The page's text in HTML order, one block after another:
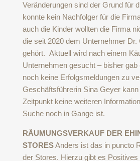
Veränderungen sind der Grund für
konnte kein Nachfolger für die
auch die Kinder wollten die Firma
die seit 2020 dem Unternehmer Dr.
gehört. Aktuell wird nach einem
Unternehmen gesucht – bisher gab
noch keine Erfolgsmeldungen zu
Geschäftsführerin Sina Geyer
Zeitpunkt keine weiteren
Suche noch in Gange ist.
RÄUMUNGSVERKAUF DER
STORESAnders ist das in puncto
der Stores. Hierzu gibt es